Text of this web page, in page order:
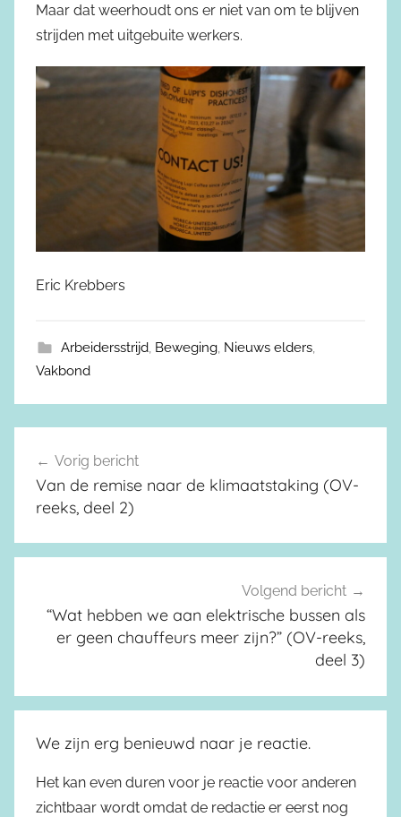
Maar dat weerhoudt ons er niet van om te blijven
strijden met uitgebuite werkers.
Eric Krebbers
Arbeidersstrijd, Beweging, Nieuws elders,
Vakbond
Berichtnavigatie
Vorig bericht
Van de remise naar de klimaatstaking (OV-
reeks, deel 2)
Volgend bericht
“Wat hebben we aan elektrische bussen als
er geen chauffeurs meer zijn?” (OV-reeks,
deel 3)
We zijn erg benieuwd naar je reactie.
Het kan even duren voor je reactie voor anderen
zichtbaar wordt omdat de redactie er eerst nog